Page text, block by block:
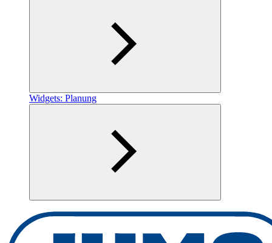
Widgets: Planung